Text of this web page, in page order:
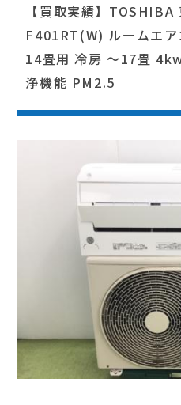
【買取実績】
F401RT(W) ルームエ
14畳用 冷房 ～17畳
浄機能 PM2.5